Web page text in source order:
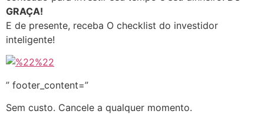
GRAÇA!
E de presente, receba O checklist do investidor
inteligente!
” footer_content=”
Sem custo. Cancele a qualquer momento.